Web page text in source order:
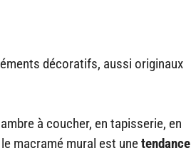
décoratifs, aussi originaux
à coucher, en tapisserie, en
macramé mural est unetendance